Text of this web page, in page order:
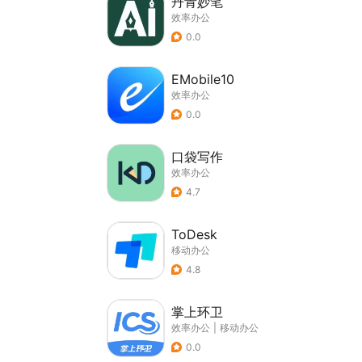
效率办公
0.0
EMobile10
效率办公
0.0
口袋写作
效率办公
4.7
ToDesk
移动办公
4.8
掌上环卫
效率办公
移动办公
0.0